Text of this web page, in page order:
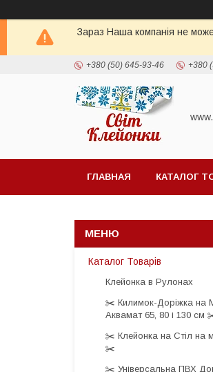
Зараз Наша компанія не
+380 (50) 645-93-46 +380
ГЛАВНАЯ КАТАЛОГ
Каталог Товарів
Клейонка в Рулонах
✂️ Килимок-Доріжка на
Аквамат 65, 80 і 130 см
✂️ Клейонка на Стіл на
✂️
✂️ Універсальна ПВХ